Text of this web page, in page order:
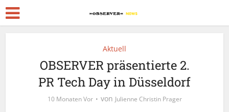
Aktuell
OBSERVER präsentierte 2.
PR Tech Day in Düsseldorf
10 Monaten Vor von Julienne Christin Prager